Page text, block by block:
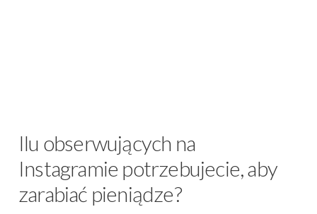
Ilu obserwujących na
Instagramie potrzebujecie, aby
zarabiać pieniądze?